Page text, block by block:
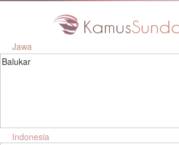
Jawa
Balukar
Indonesia